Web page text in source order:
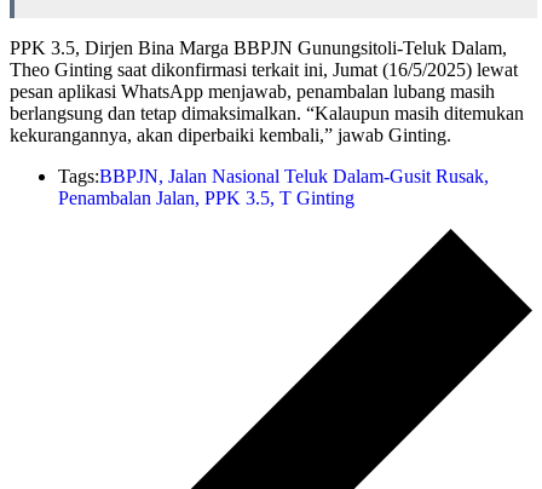
PPK 3.5, Dirjen Bina Marga BBPJN Gunungsitoli-Teluk Dalam,
Theo Ginting saat dikonfirmasi terkait ini, Jumat (16/5/2025) lewat
pesan aplikasi WhatsApp menjawab, penambalan lubang masih
berlangsung dan tetap dimaksimalkan. “Kalaupun masih ditemukan
kekurangannya, akan diperbaiki kembali,” jawab Ginting.
Tags:BBPJN, Jalan Nasional Teluk Dalam-Gusit Rusak,
Penambalan Jalan, PPK 3.5, T Ginting